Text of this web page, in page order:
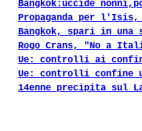
Bangkok:uccide
Propaganda per l'Isis,
Bangkok, spari in
Rogo Crans, "No a
Ue: controlli ai
Ue: controlli confine
14enne precipita sul